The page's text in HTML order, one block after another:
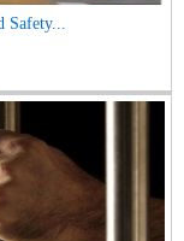
Safety...